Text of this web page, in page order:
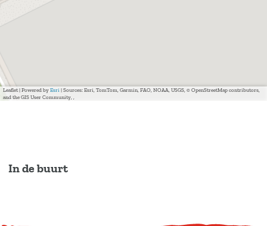
In de buurt
Leaflet | Powered by Esri | Sources: Esri, TomTom, Garmin, FAO, NOAA, USGS, © OpenStreetMap contributors,
and the GIS User Community, ,